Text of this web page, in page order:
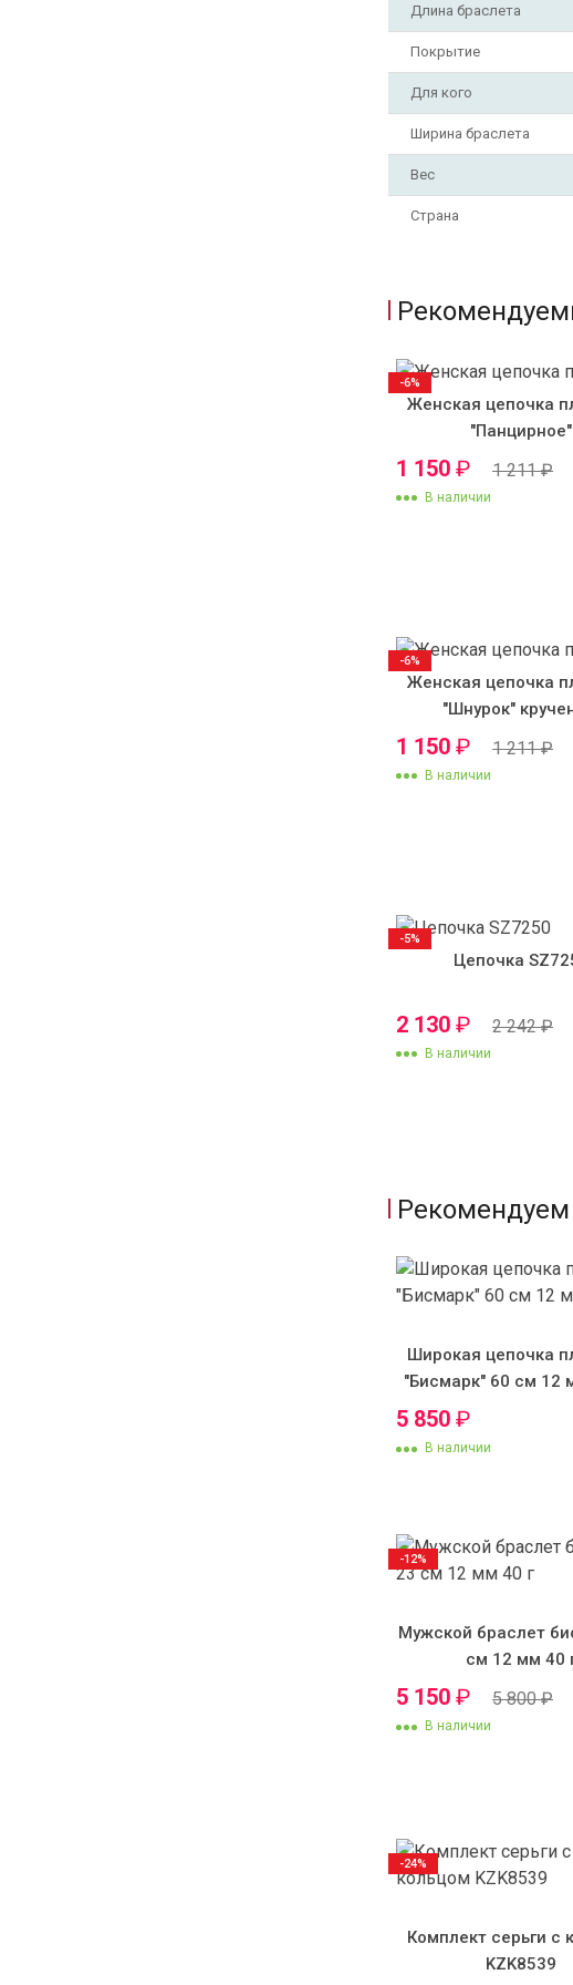
Длина браслета
Покрытие
Для кого
Ширина браслета
Вес
Страна
Женская цепочка
"Панцирное"
1 150 ₽ 1 211₽
В наличии
-6%
Женская цепочка
"Шнурок"
1 150 ₽ 1 211₽
В наличии
-6%
Цепочка
2 130 ₽ 2 242₽
В наличии
-5%
Широкая цепочка
"Бисмарк" 60 см 12
5 850 ₽
В наличии
Мужской браслет
см 12 мм 40
5 150 ₽ 5 800₽
В наличии
-12%
Комплект серьги с
KZK8539
-24%